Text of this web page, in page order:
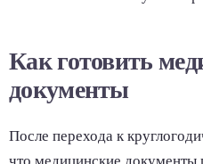
Как готовить
документы
После перехода к